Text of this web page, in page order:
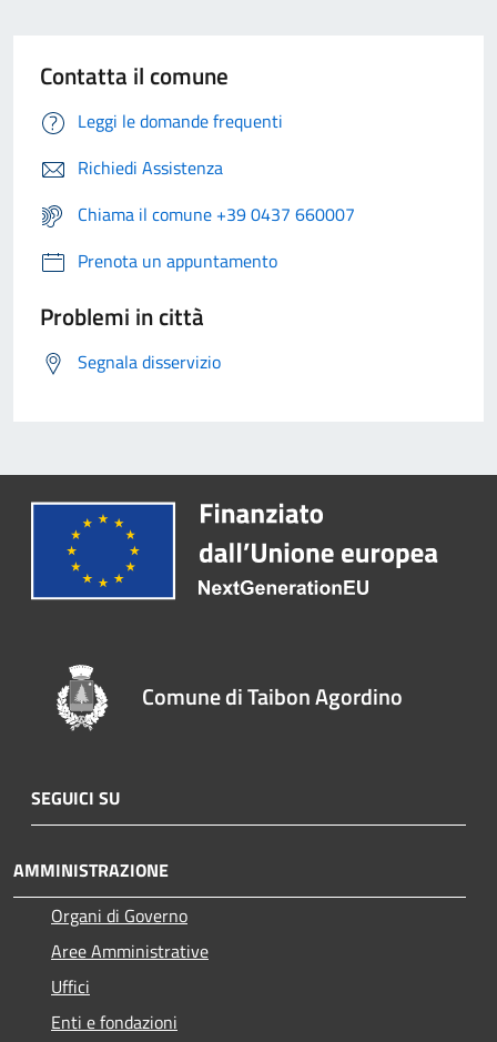
Contatta il comune
Leggi le domande frequenti
Richiedi Assistenza
Chiama il comune +39 0437 660007
Prenota un appuntamento
Problemi in città
Segnala disservizio
Comune di Taibon Agordino
SEGUICI SU
AMMINISTRAZIONE
Organi di Governo
Aree Amministrative
Uffici
Enti e fondazioni